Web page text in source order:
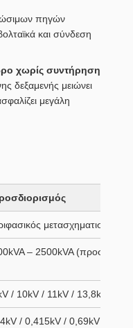
πηγών
και σύνδεση
χωρίς συντήρηση
δεξαμενής μειώνει
μεγάλη
μετασχηματιστής
– 2500kVA
/ 10kV / 11kV / 13,8kV /
/ 0,415kV / 0,69kV